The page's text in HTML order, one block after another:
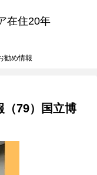
在住20年
め情報
（79）国立博